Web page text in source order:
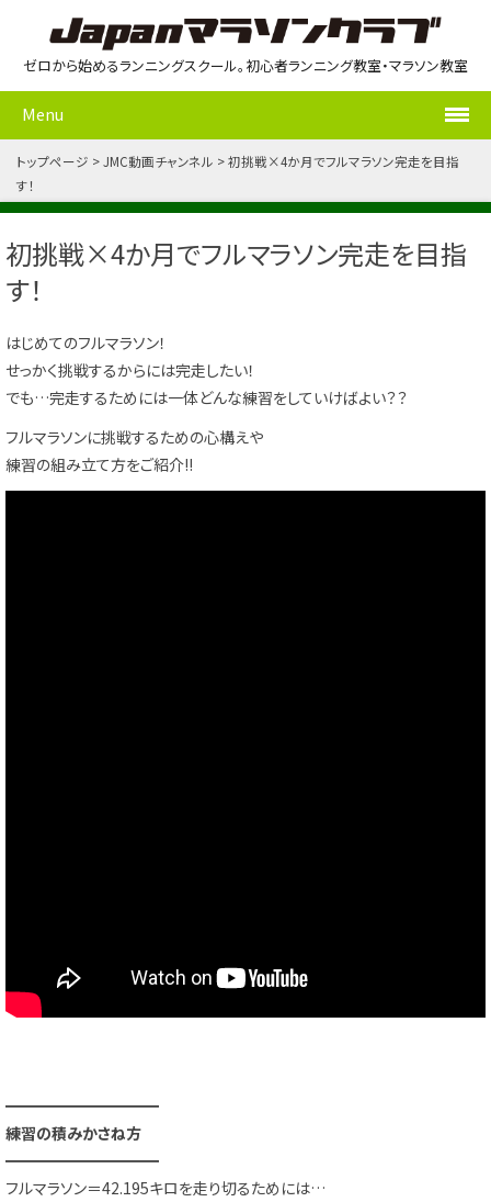
ゼロから始めるランニングスクール。初心者ランニング教室・マラソン教室
Menu
トップページ JMC動画チャンネル
初挑戦×4か月でフルマラソン完走を目指
す！
初挑戦×4か月でフルマラソン完走を目指
す！
はじめてのフルマラソン！
せっかく挑戦するからには完走したい！
でも…完走するためには一体どんな練習をしていけばよい？？
フルマラソンに挑戦するための心構えや
練習の組み立て方をご紹介!!
━━━━━━━━━━
練習の積みかさね方
━━━━━━━━━━
フルマラソン＝42.195キロを走り切るためには…